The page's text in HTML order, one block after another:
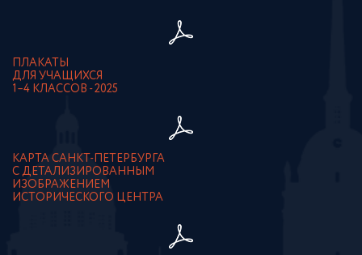
ПЛАКАТЫ
ДЛЯ УЧАЩИХСЯ
1–4 КЛАССОВ - 2025
КАРТА САНКТ-ПЕТЕРБУРГА
С ДЕТАЛИЗИРОВАННЫМ
ИЗОБРАЖЕНИЕМ
ИСТОРИЧЕСКОГО ЦЕНТРА